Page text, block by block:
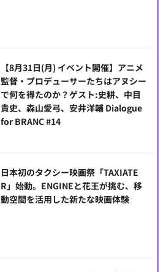
【8月31日(月) イベント開催】アニメ
監督・プロデューサーたちはアヌシー
で何を得たのか？ゲスト:史耕、中目
貴史、森山愛弓、安井洋輔 Dialogue
for BRANC #14
日本初のタクシー映画祭「TAXIATE
R」始動。ENGINEと花王が挑む、移
動空間を活用した新たな映画体験